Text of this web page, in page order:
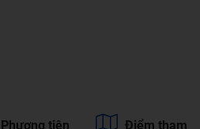
Phương tiện
Điểm tham